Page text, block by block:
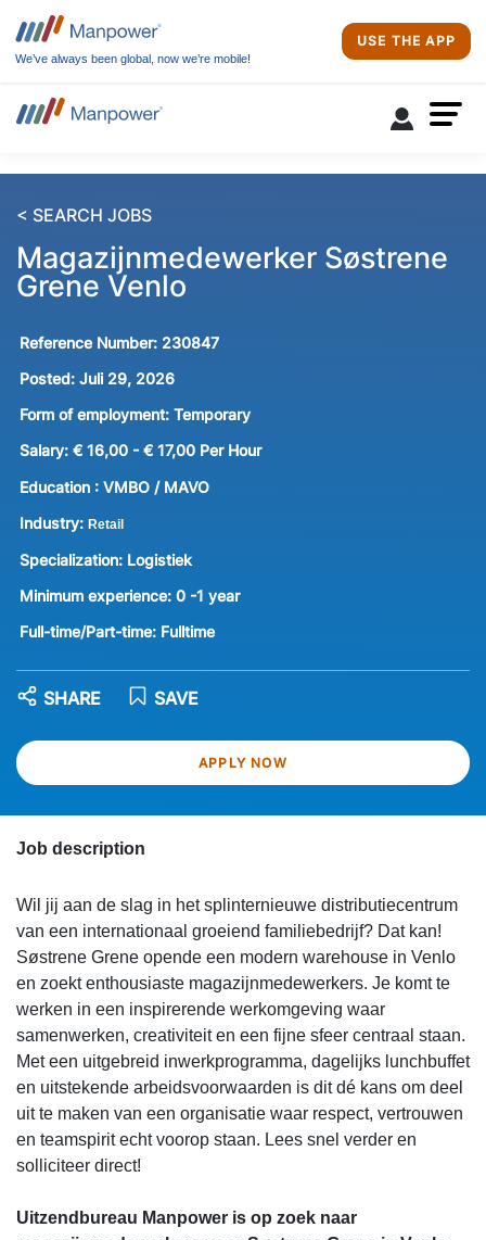
We’ve always been global, now we’re mobile!
USE THE APP
< SEARCH JOBS
Magazijnmedewerker Søstrene
Grene Venlo
Reference Number: 230847
Posted: Juli 29, 2026
Form of employment: Temporary
Salary: € 16,00 - € 17,00 Per Hour
Education : VMBO / MAVO
Industry: Retail
Specialization: Logistiek
Minimum experience: 0 -1 year
Full-time/Part-time: Fulltime
APPLY NOW
SAVE
SHARE
Job description
Wil jij aan de slag in het splinternieuwe distributiecentrum
van een internationaal groeiend familiebedrijf? Dat kan!
Søstrene Grene opende een modern warehouse in Venlo
en zoekt enthousiaste magazijnmedewerkers. Je komt te
werken in een inspirerende werkomgeving waar
samenwerken, creativiteit en een fijne sfeer centraal staan.
Met een uitgebreid inwerkprogramma, dagelijks lunchbuffet
en uitstekende arbeidsvoorwaarden is dit dé kans om deel
uit te maken van een organisatie waar respect, vertrouwen
en teamspirit echt voorop staan. Lees snel verder en
solliciteer direct!
Uitzendbureau Manpower is op zoek naar